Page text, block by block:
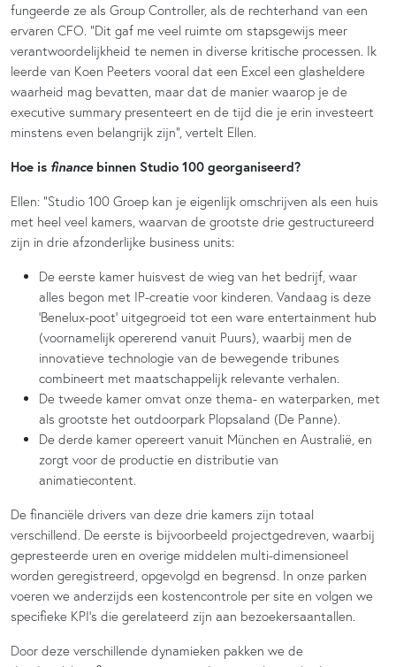
fungeerde ze als Group Controller, als de rechterhand van een
ervaren CFO. “Dit gaf me veel ruimte om stapsgewijs meer
verantwoordelijkheid te nemen in diverse kritische processen. Ik
leerde van Koen Peeters vooral dat een Excel een glasheldere
waarheid mag bevatten, maar dat de manier waarop je de
executive summary presenteert en de tijd die je erin investeert
minstens even belangrijk zijn”, vertelt Ellen.
Hoe is financebinnen Studio 100 georganiseerd?
Ellen: “Studio 100 Groep kan je eigenlijk omschrijven als een huis
met heel veel kamers, waarvan de grootste drie gestructureerd
zijn in drie afzonderlijke business units:
De eerste kamer huisvest de wieg van het bedrijf, waar
alles begon met IP-creatie voor kinderen. Vandaag is deze
‘Benelux-poot’ uitgegroeid tot een ware entertainment hub
(voornamelijk opererend vanuit Puurs), waarbij men de
innovatieve technologie van de bewegende tribunes
combineert met maatschappelijk relevante verhalen.
De tweede kamer omvat onze thema- en waterparken, met
als grootste het outdoorpark Plopsaland (De Panne).
De derde kamer opereert vanuit München en Australië, en
zorgt voor de productie en distributie van
animatiecontent.
De financiële drivers van deze drie kamers zijn totaal
verschillend. De eerste is bijvoorbeeld projectgedreven, waarbij
gepresteerde uren en overige middelen multi-dimensioneel
worden geregistreerd, opgevolgd en begrensd. In onze parken
voeren we anderzijds een kostencontrole per site en volgen we
specifieke KPI’s die gerelateerd zijn aan bezoekersaantallen.
Door deze verschillende dynamieken pakken we de